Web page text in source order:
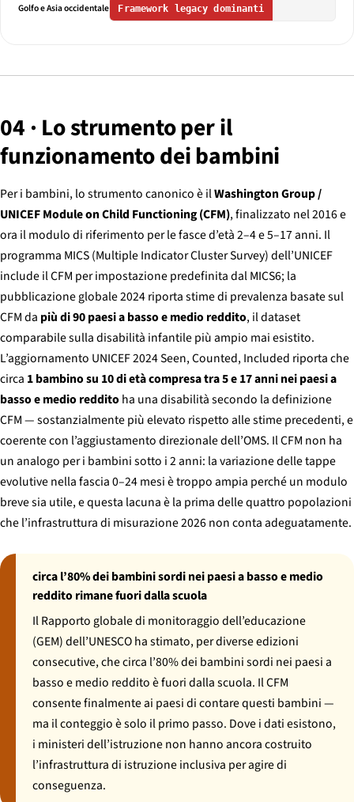
Golfo e Asia occidentale Framework legacy dominanti
04 · Lo strumento per il
funzionamento dei bambini
Per i bambini, lo strumento canonico è ilWashington Group /
UNICEF Module on Child Functioning (CFM), finalizzato nel 2016 e
ora il modulo di riferimento per le fasce d’età 2–4 e 5–17 anni. Il
programma MICS (Multiple Indicator Cluster Survey) dell’UNICEF
include il CFM per impostazione predefinita dal MICS6; la
pubblicazione globale 2024 riporta stime di prevalenza basate sul
CFM da più di 90 paesi a basso e medio reddito, il dataset
comparabile sulla disabilità infantile più ampio mai esistito.
L’aggiornamento UNICEF 2024Seen, Counted, Included riporta che
circa 1 bambino su 10 di età compresa tra 5 e 17 anni nei paesi a
basso e medio redditoha una disabilità secondo la definizione
CFM — sostanzialmente più elevato rispetto alle stime precedenti, e
coerente con l’aggiustamento direzionale dell’OMS. Il CFM non ha
un analogo per i bambini sotto i 2 anni: la variazione delle tappe
evolutive nella fascia 0–24 mesi è troppo ampia perché un modulo
breve sia utile, e questa lacuna è la prima delle quattro popolazioni
che l’infrastruttura di misurazione 2026 non conta adeguatamente.
circa l’80% dei bambini sordi nei paesi a basso e medio
reddito rimane fuori dalla scuola
Il Rapporto globale di monitoraggio dell’educazione
(GEM) dell’UNESCO ha stimato, per diverse edizioni
consecutive, che circa l’80% dei bambini sordi nei paesi a
basso e medio reddito è fuori dalla scuola. Il CFM
consente finalmente ai paesi di contare questi bambini —
ma il conteggio è solo il primo passo. Dove i dati esistono,
i ministeri dell’istruzione non hanno ancora costruito
l’infrastruttura di istruzione inclusiva per agire di
conseguenza.